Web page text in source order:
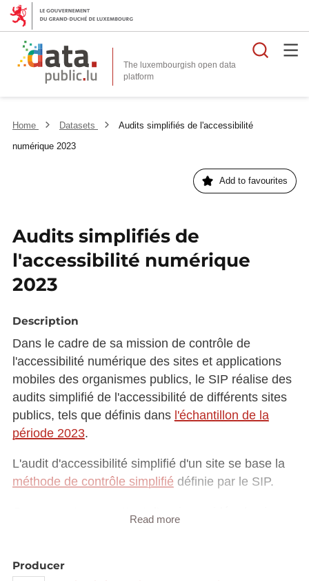
The luxembourgish open data
platform
Home Datasets
Audits simplifiés de l'accessibilité
numérique 2023
Add to favourites
Audits simplifiés de
l'accessibilité numérique
2023
Description
Dans le cadre de sa mission de contrôle de
l'accessibilité numérique des sites et applications
mobiles des organismes publics, le SIP réalise des
audits simplifié de l'accessibilité de différents sites
publics, tels que définis dans l'échantillon de la
période 2023.
L'audit d'accessibilité simplifié d'un site se base la
méthode de contrôle simplifié définie par le SIP.
corrections effectuées sur ces sites (d'autres
Read more
Producer